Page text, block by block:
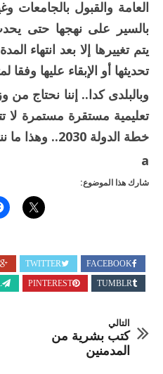
العامة والقبول بالجامعات
بالسير على نهجها حتى يحدث
يتم تغييرها إلا بعد انتهاء
تحديثها أو الإبقاء عليها وفقا
وبالبلدى كدا.. إننا نحتاج من
تعليمية مستقرة مستمرة لا
خطة الدولة 2030.. وهذا ما ننتظره.
شارك هذا الموضوع:
FACEBOOK
TWITTER
TUMBLR
PINTEREST
التالي
كتب بشرية من
المدمنين